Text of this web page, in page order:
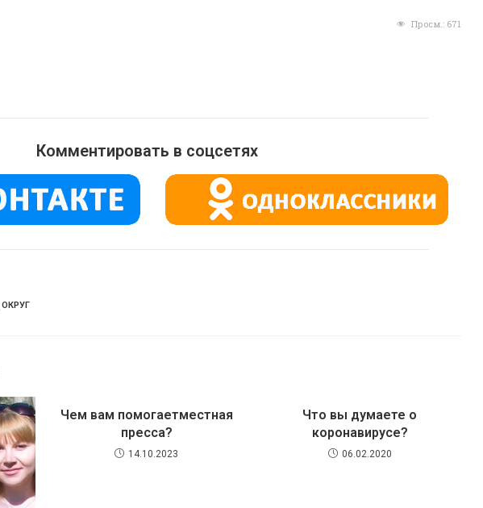
Просм.: 671
Комментировать в соцсетях
ОКРУГ
Чем вам помогаетместная
пресса?
14.10.2023
Что вы думаете о
коронавирусе?
06.02.2020